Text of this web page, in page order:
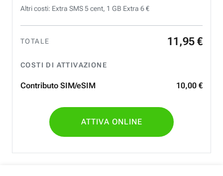
Altri costi: Extra SMS 5 cent, 1 GB Extra 6 €
TOTALE 11 ,95 €
COSTI DI ATTIVAZIONE
Contributo SIM/eSIM 10,00 €
ATTIVA ONLINE